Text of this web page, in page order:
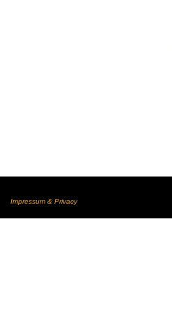
Impressum & Privacy